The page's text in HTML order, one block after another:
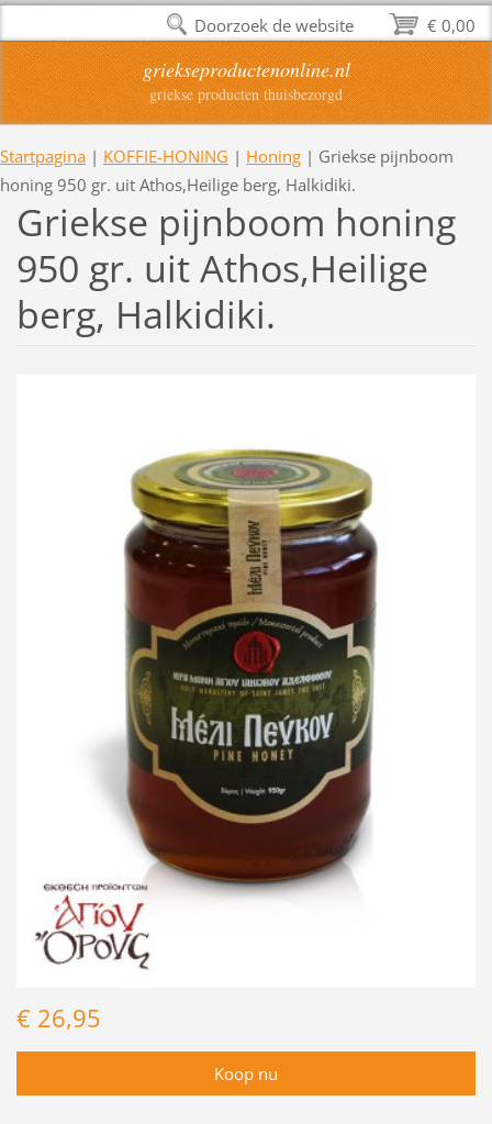
griekseproductenonline.nl
griekse producten thuisbezorgd
Startpagina | KOFFIE-HONING | Honing | Griekse pijnboom
honing 950 gr. uit Athos,Heilige berg, Halkidiki.
Griekse pijnboom honing
950 gr. uit Athos,Heilige
berg, Halkidiki.
€ 26,95
€ 0,00
Doorzoek de website